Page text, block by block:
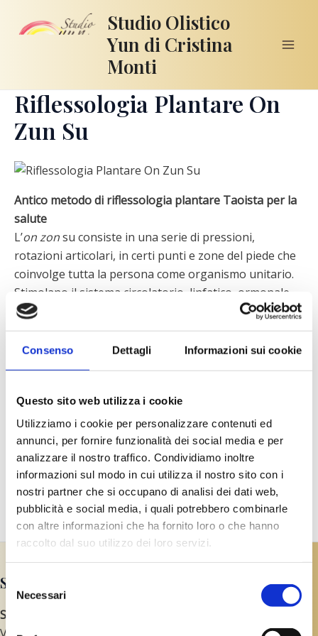
Consenso Dettagli Informazioni sui cookie
Questo sito web utilizza i cookie
Utilizziamo i cookie per personalizzare contenuti ed
annunci, per fornire funzionalità dei social media e per
analizzare il nostro traffico. Condividiamo inoltre
informazioni sul modo in cui utilizza il nostro sito con i
nostri partner che si occupano di analisi dei dati web,
pubblicità e social media, i quali potrebbero combinarle
con altre informazioni che ha fornito loro o che hanno
raccolto dal suo utilizzo dei loro servizi.
Selezione
del
consenso
Necessari
Studio Olistico
Yun di Cristina
Monti
Riflessologia Plantare On
Zun Su
Antico metodo di riflessologia plantare Taoista per la
salute
L’on zonsu consiste in una serie di pressioni,
rotazioni articolari, in certi punti e zone del piede che
coinvolge tutta la persona come organismo unitario.
Stimolano il sistema circolatorio, linfatico, ormonale,
respiratorio, digestivo.
Indicata per conservare e migliorare la salute,
equilibrare ed aumentare l’energia fisica e psichica,
molto efficace per “pulire” l’organismo. Si otterrà
mente, da rigidità, gonfiore, stanchezza, debolezza,
preoccupazione, ansia.
Ad ogni problema nei piedi corrisponde uno squilibrio
nella salute dell’organismo; bisogna riscoprire i piedi e
capire la loro importanza per il nostro benessere.
Per scalare una montagna bisogna iniziare dalla base,
dai piedi.
(Ming Wong)
Studio Olistico Yun di Cristina Monti
STUDIO